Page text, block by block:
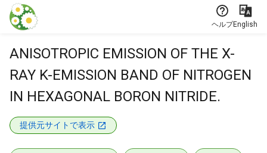
本文に飛ぶ
ヘルプEnglish
ANISOTROPIC EMISSION OF THE X-
RAY K-EMISSION BAND OF NITROGEN
IN HEXAGONAL BORON NITRIDE.
提供元サイトで表示